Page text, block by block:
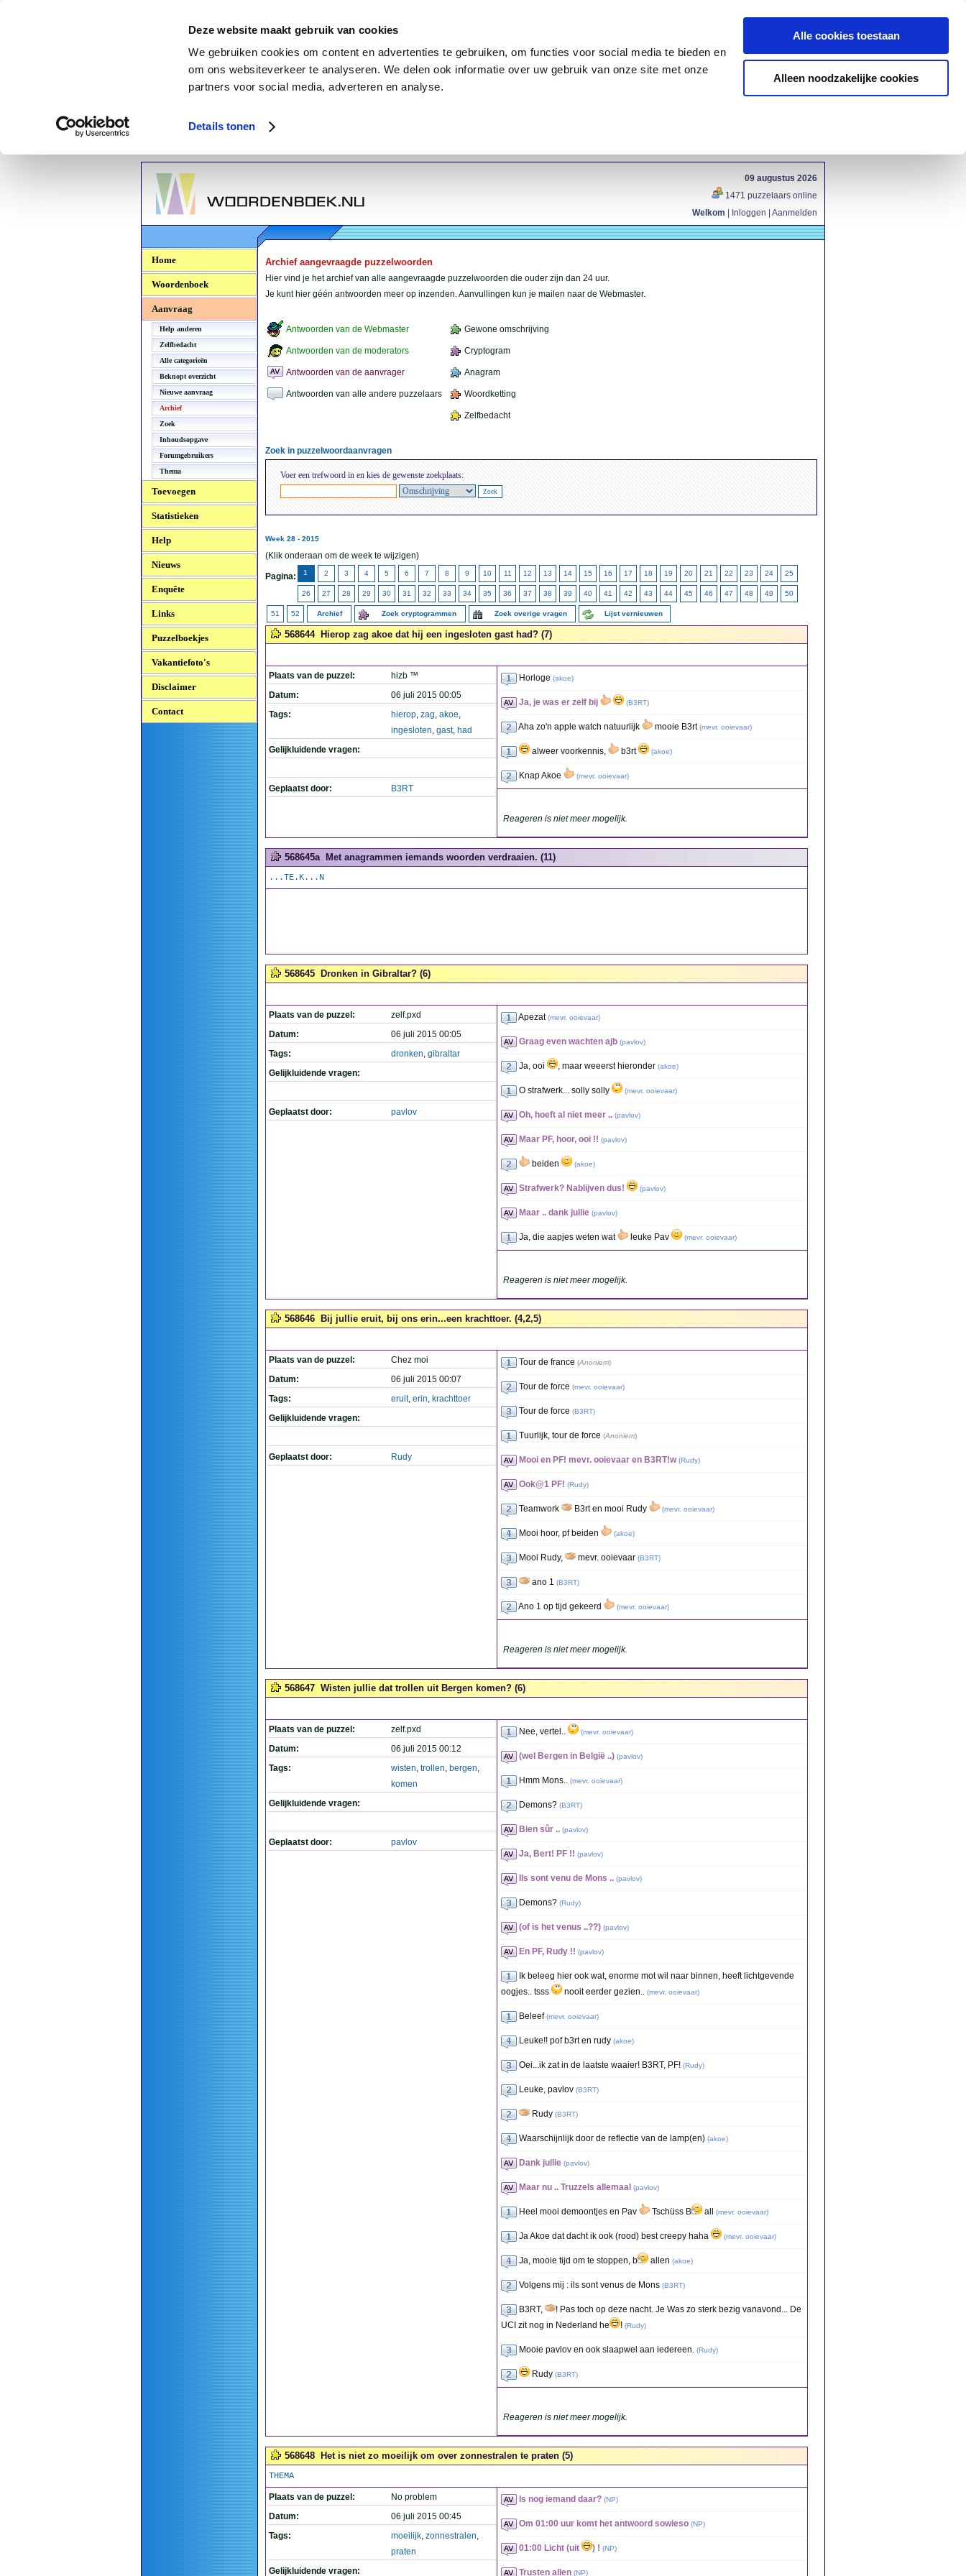
Deze website maakt gebruik van cookies
We gebruiken cookies om content en advertenties te gebruiken, om functies voor social media te bieden en
om ons websiteverkeer te analyseren. We delen ook informatie over uw gebruik van onze site met onze
partners voor social media, adverteren en analyse.
Details tonen
Alle cookies toestaan
Alleen noodzakelijke cookies
Woordenboek.NU
09 augustus 2026
1471 puzzelaars online
Welkom
Inloggen Aanmelden
Home
Woordenboek
Aanvraag
Help anderen
Zelfbedacht
Alle categorieën
Beknopt overzicht
Nieuwe aanvraag
Archief
Zoek
Inhoudsopgave
Forumgebruikers
Thema
Toevoegen
Statistieken
Help
Nieuws
Enquête
Links
Puzzelboekjes
Vakantiefoto's
Disclaimer
Contact
Archief aangevraagde puzzelwoorden
Hier vind je het archief van alle aangevraagde puzzelwoorden die ouder zijn dan 24 uur.
Je kunt hier géén antwoorden meer op inzenden. Aanvullingen kun je mailen naar de Webmaster.
Antwoorden van de Webmaster Gewone omschrijving
Antwoorden van de moderators Cryptogram
Antwoorden van de aanvrager Anagram
Antwoorden van alle andere puzzelaars Woordketting
Zelfbedacht
Zoek in puzzelwoordaanvragen
Voer een trefwoord in en kies de gewenste zoekplaats:
Week 28 - 2015
(Klik onderaan om de week te wijzigen)
Pagina: 1 2 3 4 5 6 7 8 9 10 11 12 13 14 15 16 17 18 19 20 21 22 23 24 25
26 27 28 29 30 31 32 33 34 35 36 37 38 39 40 41 42 43 44 45 46 47 48 49 50
51 52 Archief Zoek cryptogrammen Zoek overige vragen Lijst vernieuwen
568644 Hierop zag akoe dat hij een ingesloten gast had? (7)
Plaats van de puzzel:
hizb ™
Datum:
06 juli 2015 00:05
Tags:
hierop, zag, akoe,
ingesloten, gast, had
Gelijkluidende vragen:
Geplaatst door: B3RT
Horloge (akoe)
Ja, je was er zelf bij (B3RT)
Aha zo'n apple watch natuurlijk mooie B3rt (mevr. ooievaar)
alweer voorkennis, b3rt (akoe)
Knap Akoe (mevr. ooievaar)
Reageren is niet meer mogelijk.
568645a Met anagrammen iemands woorden verdraaien. (11)
...TE.K...N
568645 Dronken in Gibraltar? (6)
Plaats van de puzzel:
zelf.pxd
Datum:
06 juli 2015 00:05
Tags:
dronken, gibraltar
Gelijkluidende vragen:
Geplaatst door: pavlov
Apezat (mevr. ooievaar)
Graag even wachten ajb (pavlov)
Ja, ooi , maar weeerst hieronder (akoe)
O strafwerk... solly solly (mevr. ooievaar)
Oh, hoeft al niet meer .. (pavlov)
Maar PF, hoor, ooi !! (pavlov)
beiden (akoe)
Strafwerk? Nablijven dus! (pavlov)
Maar .. dank jullie (pavlov)
Ja, die aapjes weten wat leuke Pav (mevr. ooievaar)
Reageren is niet meer mogelijk.
568646 Bij jullie eruit, bij ons erin...een krachttoer. (4,2,5)
Plaats van de puzzel:
Chez moi
Datum:
06 juli 2015 00:07
Tags:
eruit, erin, krachttoer
Gelijkluidende vragen:
Geplaatst door: Rudy
Tour de france (Anoniem)
Tour de force (mevr. ooievaar)
Tour de force (B3RT)
Tuurlijk, tour de force (Anoniem)
Mooi en PF! mevr. ooievaar en B3RT!w (Rudy)
Ook@1 PF! (Rudy)
Teamwork B3rt en mooi Rudy (mevr. ooievaar)
Mooi hoor, pf beiden (akoe)
Mooi Rudy, mevr. ooievaar (B3RT)
ano 1 (B3RT)
Ano 1 op tijd gekeerd (mevr. ooievaar)
Reageren is niet meer mogelijk.
568647 Wisten jullie dat trollen uit Bergen komen? (6)
Plaats van de puzzel:
zelf.pxd
Datum:
06 juli 2015 00:12
Tags:
wisten, trollen, bergen,
komen
Gelijkluidende vragen:
Geplaatst door: pavlov
Nee, vertel.. (mevr. ooievaar)
(wel Bergen in België ..) (pavlov)
Hmm Mons.. (mevr. ooievaar)
Demons? (B3RT)
Bien sûr .. (pavlov)
Ja, Bert! PF !! (pavlov)
Ils sont venu de Mons .. (pavlov)
Demons? (Rudy)
(of is het venus ..??) (pavlov)
En PF, Rudy !! (pavlov)
Ik beleeg hier ook wat, enorme mot wil naar binnen, heeft lichtgevende
oogjes.. tsss
nooit eerder gezien.. (mevr. ooievaar)
Beleef (mevr. ooievaar)
Leuke!! pof b3rt en rudy (akoe)
Oei...ik zat in de laatste waaier! B3RT, PF! (Rudy)
Leuke, pavlov (B3RT)
Rudy (B3RT)
Waarschijnlijk door de reflectie van de lamp(en) (akoe)
Dank jullie (pavlov)
Maar nu .. Truzzels allemaal (pavlov)
Heel mooi demoontjes en Pav Tschüss B all (mevr. ooievaar)
Ja Akoe dat dacht ik ook (rood) best creepy haha (mevr. ooievaar)
Ja, mooie tijd om te stoppen, b allen (akoe)
Volgens mij : ils sont venus de Mons (B3RT)
B3RT,
! Pas toch op deze nacht. Je Was zo sterk bezig vanavond... De
UCI zit nog in Nederland he
! (Rudy)
Mooie pavlov en ook slaapwel aan iedereen. (Rudy)
Rudy (B3RT)
Reageren is niet meer mogelijk.
568648 Het is niet zo moeilijk om over zonnestralen te praten (5)
THEMA
Plaats van de puzzel:
No problem
Datum:
06 juli 2015 00:45
Tags:
moeilijk, zonnestralen,
praten
Gelijkluidende vragen:
Is nog iemand daar? (NP)
Om 01:00 uur komt het antwoord sowieso (NP)
01:00 Licht (uit ) ! (NP)
Trusten allen (NP)